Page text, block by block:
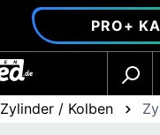
PRO+
Zylinder / Kolben